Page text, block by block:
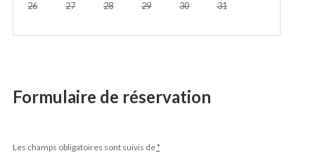
26
27 28 29 30 31
Formulaire de réservation
Les champs obligatoires sont suivis de*